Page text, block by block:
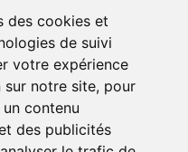
des cookies et
de suivi
votre expérience
notre site, pour
contenu
des publicités
visites et 230.000
aux métiers de la